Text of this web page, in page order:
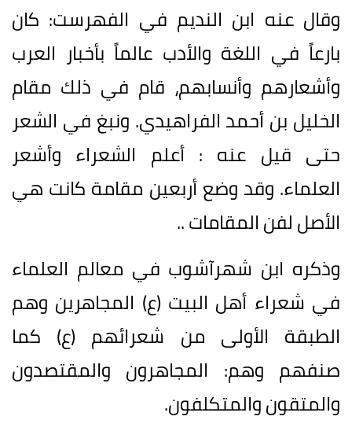
وقال عنه ابن النديم في الفهرست: كان
بارعاً في اللغة والأدب عالماً بأخبار العرب
وأشعارهم وأنسابهم، قام في ذلك مقام
الخليل بن أحمد الفراهيدي. ونبغ في الشعر
حتى قيل عنه : أعلم الشعراء وأشعر
العلماء. وقد وضع أربعين مقامة كانت هي
الأصل لفن المقامات ..
وذكره ابن شهرآشوب في معالم العلماء
في شعراء أهل البيت (ع) المجاهرين وهم
الطبقة الأولى من شعرائهم (ع) كما
صنفهم وهم: المجاهرون والمقتصدون
والمتقون والمتكلفون.